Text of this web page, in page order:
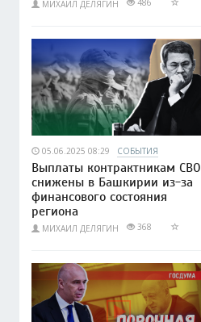
МИХАИЛ ДЕЛЯГИН
05.06.2025 08:29 СОБЫТИЯ
Выплаты контрактникам СВО
снижены в Башкирии из-за
финансового состояния
региона
МИХАИЛ ДЕЛЯГИН 368